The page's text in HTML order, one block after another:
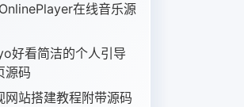
在线音乐源
好看简洁的个人引导
源码
网站搭建教程附带源码